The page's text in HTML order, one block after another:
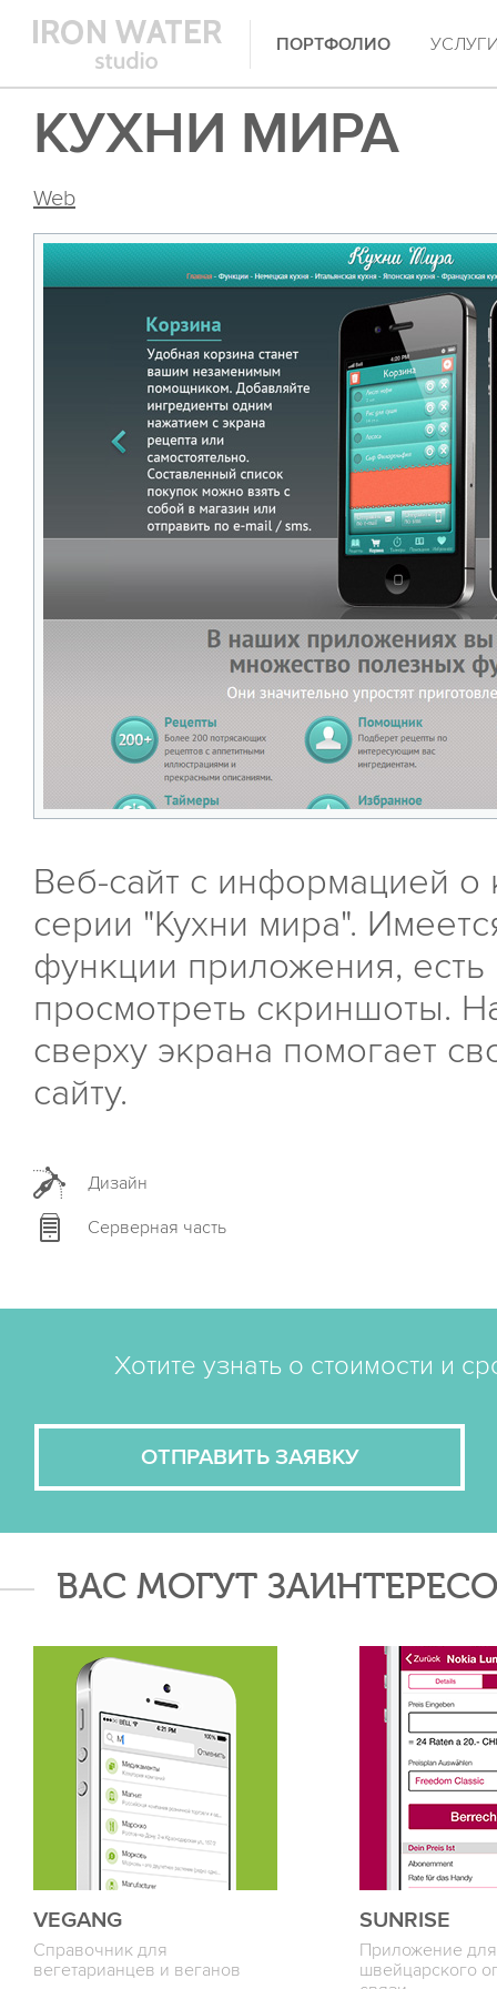
ПОРТФОЛИО
КУХНИ МИРА
Web
Веб-сайт с информацией
серии "Кухни мира".
функции приложения,
просмотреть скриншоты.
сверху экрана помогает
сайту.
Дизайн
Серверная часть
Хотите узнать о стоимости и
ОТПРАВИТЬ ЗАЯВКУ
ВАС МОГУТ
VEGANG
Справочник для
вегетарианцев и веганов
SUNRISE
Приложение для
швейцарского